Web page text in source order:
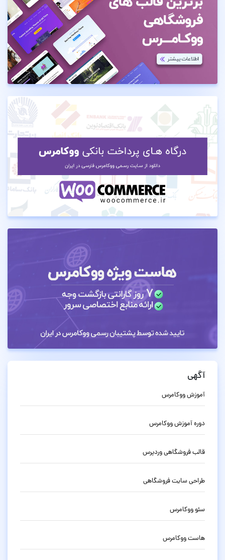
آگهی
آموزش ووکامرس
دوره آموزش ووکامرس
قالب فروشگاهی وردپرس
طراحی سایت فروشگاهی
سئو ووکامرس
هاست ووکامرس